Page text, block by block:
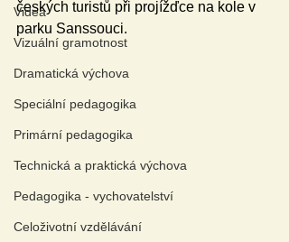
Videa
Vizuální gramotnost
Dramatická výchova
Speciální pedagogika
Primární pedagogika
Technická a praktická výchova
Pedagogika - vychovatelství
Celoživotní vzdělávání
českých turistů při projížďce na kole v
parku Sanssouci.